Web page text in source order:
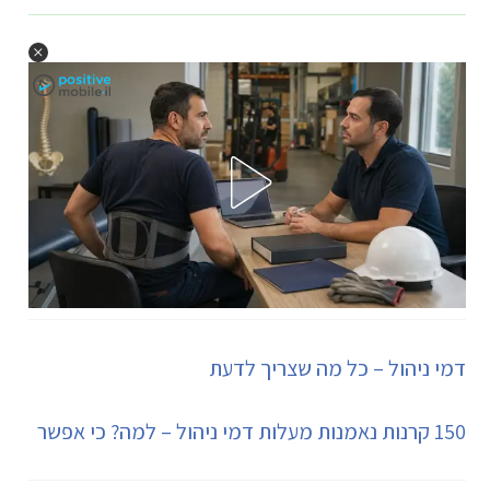
דמי ניהול – כל מה שצריך לדעת
150 קרנות נאמנות מעלות דמי ניהול – למה? כי אפשר